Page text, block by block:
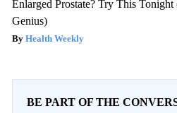
Enlarged Prostate? Try This Tonight
Genius)
Health Weekly
BE PART OF THE